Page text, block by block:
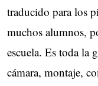
traducido para los
muchos alumnos,
escuela. Es toda la
cámara, montaje,